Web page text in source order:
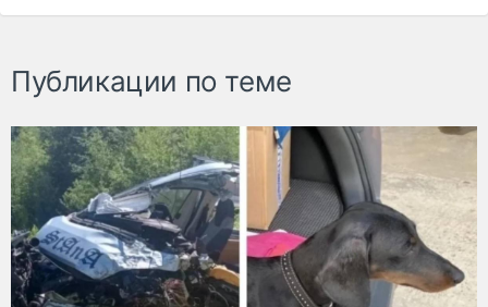
Публикации по теме